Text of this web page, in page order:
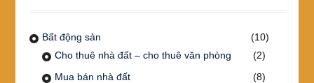
Bất động sản
(10)
Cho thuê nhà đất – cho thuê văn phòng
(2)
Mua bán nhà đất
(8)